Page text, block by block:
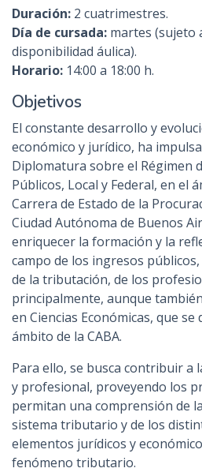
Duración: 2 cuatrimestres.
Día de cursada: martes (sujeto
disponibilidad áulica).
Horario: 14:00 a 18:00 h.
Objetivos
El constante desarrollo y
económico y jurídico, ha
Diplomatura sobre el Régimen
Públicos, Local y Federal, en el
Carrera de Estado de la
Ciudad Autónoma de Buenos
enriquecer la formación y la
campo de los ingresos
de la tributación, de los
principalmente, aunque
en Ciencias Económicas, que se
ámbito de la CABA.
Para ello, se busca contribuir a
y profesional, proveyendo los
permitan una comprensión de
sistema tributario y de los
elementos jurídicos y
fenómeno tributario.